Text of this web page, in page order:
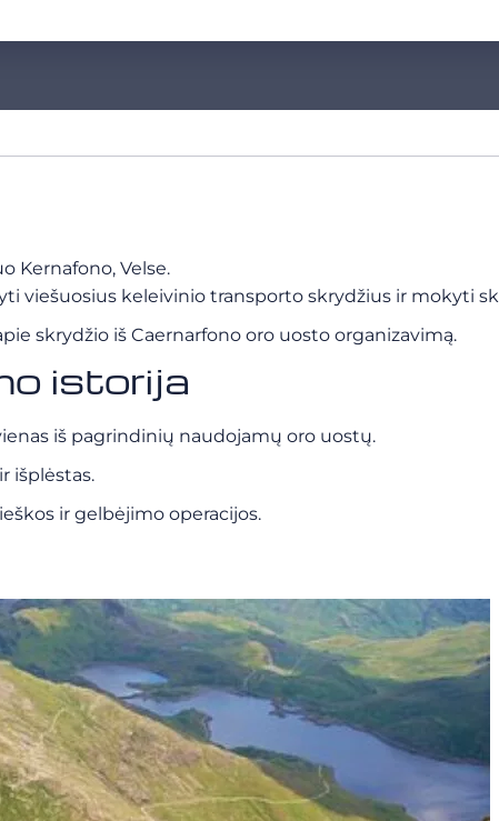
Kernafono, Velse.
viešuosius keleivinio transporto skrydžius ir mokyti
skrydžio iš Caernarfono oro uosto organizavimą.
istorija
iš pagrindinių naudojamų oro uostų.
išplėstas.
ir gelbėjimo operacijos.